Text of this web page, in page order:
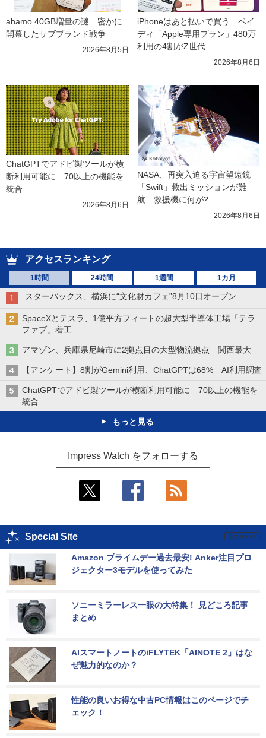
ahamo 40GB増量の謎　密かに
開幕したサブブランド戦争
2026年8月5日
iPhoneはあと払いで買う　ペイ
ディ「Apple専用プラン」480万
利用の4割がZ世代
2026年8月6日
ChatGPTでアドビ製ツールが横
断利用可能に　70以上の機能を
統合
2026年8月6日
NASA、再突入迫る宇宙望遠鏡
「Swift」救出ミッションが難
航　救援機に何が?
2026年8月6日
アクセスランキング
1時間 24時間 1週間 1カ月
スターバックス、横浜に“文化財カフェ”8月10日オープン
SpaceXとテスラ、1億平方フィートの超大型半導体工場「テラ
ファブ」着工
アマゾン、兵庫県尼崎市に2拠点目の大型物流拠点 関西最大
【アンケート】8割がGemini利用、ChatGPTは68% AI利用調査
ChatGPTでアドビ製ツールが横断利用可能に 70以上の機能を
統合
もっと見る
Impress Watch をフォローする
Special Site
Amazon プライムデー過去最安! Anker注目プロ
ジェクター3モデルを使ってみた
ソニーミラーレス一眼の大特集！ 見どころ記事
まとめ
AIスマートノートのiFLYTEK「AINOTE 2」はな
ぜ魅力的なのか？
性能の良いお得な中古PC情報はこのページでチ
ェック！